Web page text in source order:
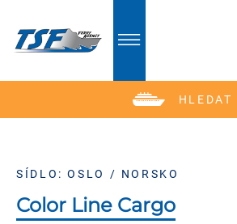
HLEDAT
SÍDLO: OSLO / NORSKO
Color Line Cargo